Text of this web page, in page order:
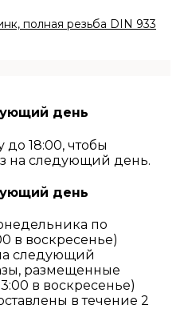
полная резьба DIN 933
день
18:00, чтобы
на следующий день.
день
по
в воскресенье)
следующий
размещенные
в воскресенье)
в течение 2